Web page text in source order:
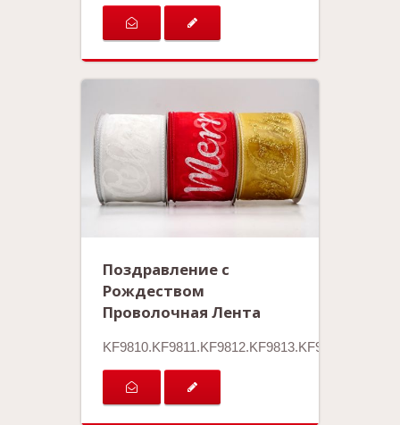
Поздравление с
Рождеством
Проволочная Лента